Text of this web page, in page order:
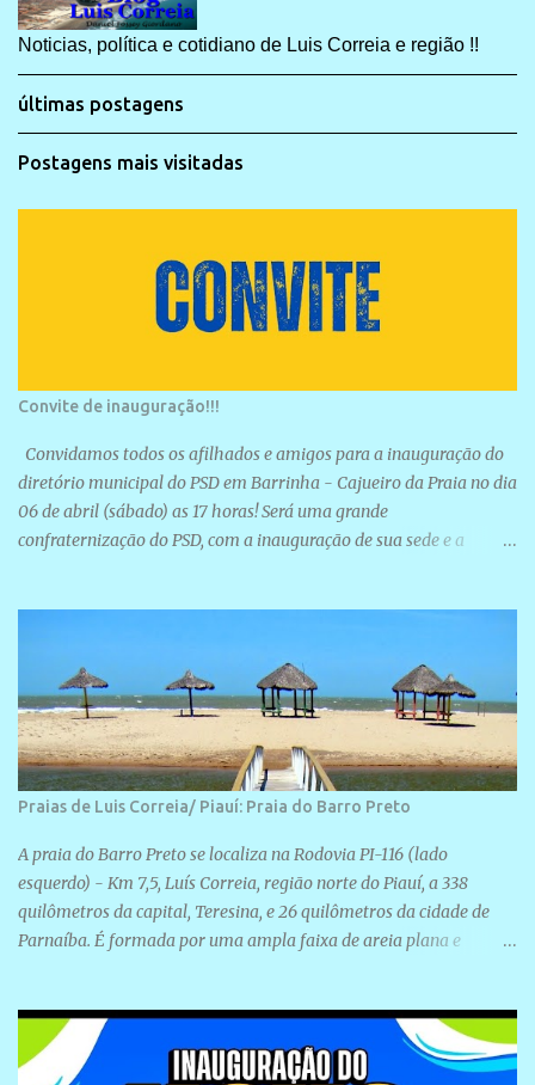
Noticias, política e cotidiano de Luis Correia e região !!
últimas postagens
Postagens mais visitadas
Convite de inauguração!!!
Convidamos todos os afilhados e amigos para a inauguração do
diretório municipal do PSD em Barrinha - Cajueiro da Praia no dia
06 de abril (sábado) as 17 horas! Será uma grande
confraternização do PSD, com a inauguração de sua sede e a
Praias de Luis Correia/ Piauí: Praia do Barro Preto
A praia do Barro Preto se localiza na Rodovia PI-116 (lado
esquerdo) - Km 7,5, Luís Correia, região norte do Piauí, a 338
quilômetros da capital, Teresina, e 26 quilômetros da cidade de
Parnaíba. É formada por uma ampla faixa de areia plana e
devido ao extensivo molhe de pedras que não chegam a 2 metros
de altura, não apresentando dunas em seu espaço geográfico. Não